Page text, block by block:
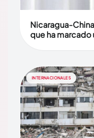
Nicaragua-
que ha marcado
INTERNACIONALES